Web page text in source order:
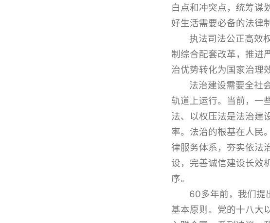
白点和冲突点，统筹谋
好生活需要必备的法律
执法司法公正高效
制综合配套改革，推进
治优势转化为国家治理
法治建设需要全社
轨道上运行。当前，一
法、以权压法是法治建
率。法治的根基在人民
律服务体系，夯实依法
设，完善诚信建设长效
序。
60多年前，我们提
基本原则。党的十八大